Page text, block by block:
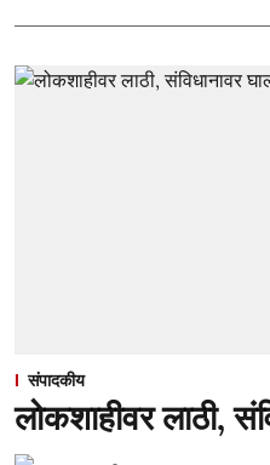
संपादकीय
लोकशाहीवर लाठी,